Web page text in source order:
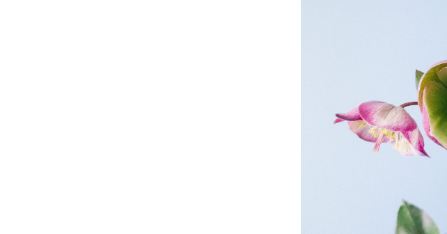
Q. 毎月自動でお花が届く
いいえ、毎月自動でお届け
に好きな花をご注文いただ
Q. 配送できないエリアは
ただいま沖縄・離島エリア
承ください。
Q. 配送日時は指定できま
お花をベストなタイミング
できません。受け取り時間
ご注文後一定時間内であれ